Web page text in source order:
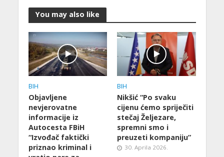
You may also like
BIH
Objavljene
nevjerovatne
informacije iz
Autocesta FBiH
“Izvođač faktički
priznao kriminal i
BIH
Nikšić “Po svaku
cijenu ćemo spriječiti
stečaj Željezare,
spremni smo i
preuzeti kompaniju”
30. Aprila 2026.